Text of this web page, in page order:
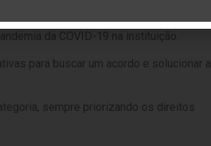
insalubridade em grau máximo (40%)
da COVID-19 na instituição.
para buscar um acordo e solucionar a
sempre priorizando os direitos